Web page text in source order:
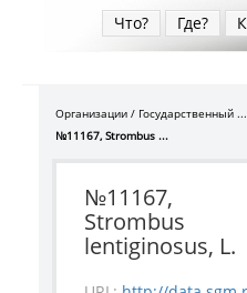
Что? Где?
Организации Государственный ...
№11167, Strombus ...
№11167,
Strombus
lentiginosus, L.